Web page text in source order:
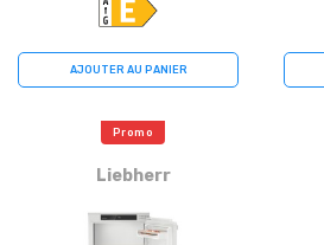
AJOUTER AU PANIER
Promo
Liebherr